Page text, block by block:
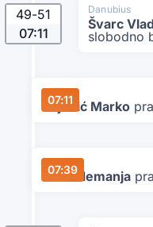
Danubius
Švarc
slobodno
49-51
07:11
07:11
Star
Bojović Marko
07:39
Star
Katić Nemanja